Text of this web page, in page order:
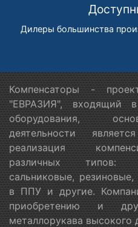
Дилеры большинства
Компенсаторы -
"ЕВРАЗИЯ", входящий
оборудования,
деятельности
реализация
различных типов:
сальниковые,
в ППУ и другие.
приобретению и
металлорукава высокого